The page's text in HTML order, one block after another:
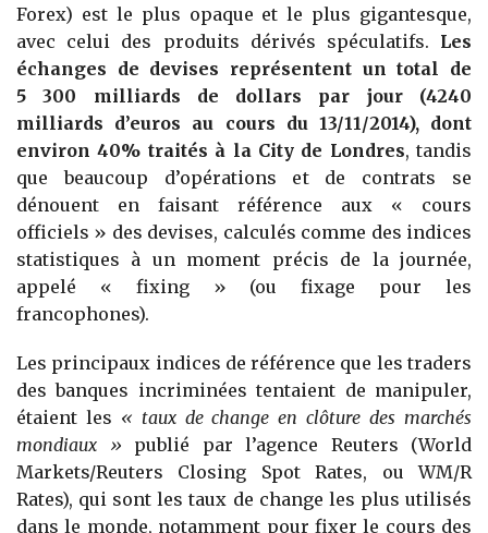
Forex) est le plus opaque et le plus gigantesque,
avec celui des produits dérivés spéculatifs. Les
échanges de devises représentent un total de
5 300 milliards de dollars par jour (4240
milliards d’euros au cours du 13/11/2014), dont
environ 40% traités à la City de Londres, tandis
que beaucoup d’opérations et de contrats se
dénouent en faisant référence aux « cours
officiels » des devises, calculés comme des indices
statistiques à un moment précis de la journée,
appelé « fixing » (ou fixage pour les
francophones).
Les principaux indices de référence que les traders
des banques incriminées tentaient de manipuler,
étaient les « taux de change en clôture des marchés
mondiaux » publié par l’agence Reuters (World
Markets/Reuters Closing Spot Rates, ou WM/R
Rates), qui sont les taux de change les plus utilisés
dans le monde, notamment pour fixer le cours des